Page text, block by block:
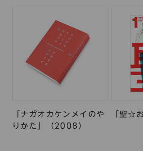
「ナガオカケンメイのや
りかた」（2008）
「聖☆